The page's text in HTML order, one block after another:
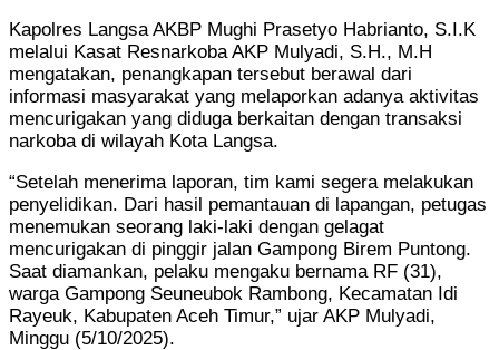
Kapolres Langsa AKBP Mughi Prasetyo Habrianto, S.I.K
melalui Kasat Resnarkoba AKP Mulyadi, S.H., M.H
mengatakan, penangkapan tersebut berawal dari
informasi masyarakat yang melaporkan adanya aktivitas
mencurigakan yang diduga berkaitan dengan transaksi
narkoba di wilayah Kota Langsa.
“Setelah menerima laporan, tim kami segera melakukan
penyelidikan. Dari hasil pemantauan di lapangan, petugas
menemukan seorang laki-laki dengan gelagat
mencurigakan di pinggir jalan Gampong Birem Puntong.
Saat diamankan, pelaku mengaku bernama RF (31),
warga Gampong Seuneubok Rambong, Kecamatan Idi
Rayeuk, Kabupaten Aceh Timur,” ujar AKP Mulyadi,
Minggu (5/10/2025).